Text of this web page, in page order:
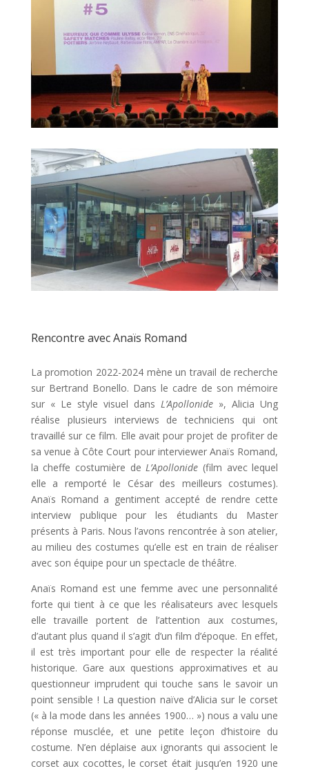
Rencontre avec Anaïs Romand
La promotion 2022-2024 mène un travail derecherche
sur Bertrand Bonello. Dans le cadre de son mémoire
sur « Le style visuel dansL’Apollonide », Alicia Ung
réalise plusieurs interviews de techniciens qui ont
travaillé sur ce film. Elle avait pour projet de profiter de
sa venue à Côte Court pour interviewer Anaïs Romand,
la cheffe costumière deL’Apollonide (film avec lequel
elle a remporté le César des meilleurs costumes).
Anaïs Romand a gentiment accepté de rendre cette
interview publique pour les étudiants du Master
présents à Paris. Nous l’avons rencontrée à son atelier,
au milieu des costumes qu’elle est en train de réaliser
avec son équipe pour un spectacle de théâtre.
Anaïs Romand est une femme avec une personnalité
forte qui tient à ce que les réalisateurs avec lesquels
elle travaille portent de l’attention aux costumes,
d’autant plus quand il s’agit d’un film d’époque. En effet,
il est très important pour elle de respecter la réalité
historique. Gare aux questions approximatives et au
questionneur imprudent qui touche sans le savoir un
point sensible ! La question naïve d’Alicia sur le corset
(« à la mode dans les années 1900… ») nous a valu une
réponse musclée, et une petite leçon d’histoire du
costume. N’en déplaise aux ignorants qui associent le
corset aux cocottes, le corset était jusqu’en 1920 une